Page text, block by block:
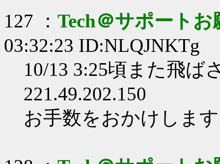
127 ： Tech＠サポート
03:32:23 ID:NLQJNKTg
10/13 3:25頃また飛ば
221.49.202.150
お手数をおかけしま